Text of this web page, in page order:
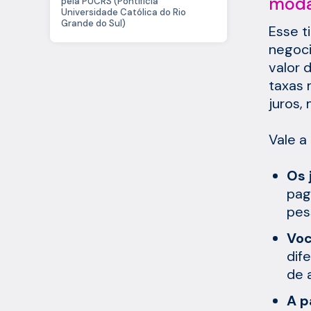
Universidade Católica do Rio
Grande do Sul)
Esse
valor
taxas
juros,
Vale
Os
de
A